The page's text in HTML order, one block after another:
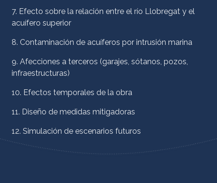
7. Efecto sobre la relación entre el río Llobregat y el
acuífero superior
8. Contaminación de acuíferos por intrusión marina
9. Afecciones a terceros (garajes, sótanos, pozos,
infraestructuras)
10. Efectos temporales de la obra
11. Diseño de medidas mitigadoras
12. Simulación de escenarios futuros